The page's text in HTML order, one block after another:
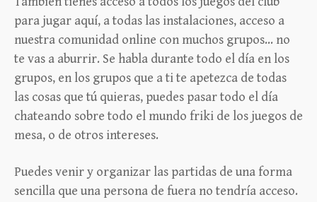
para jugar aquí, a todas las instalaciones, acceso a
nuestra comunidad online con muchos grupos… no
te vas a aburrir. Se habla durante todo el día en los
grupos, en los grupos que a ti te apetezca de todas
las cosas que tú quieras, puedes pasar todo el día
chateando sobre todo el mundo friki de los juegos de
mesa, o de otros intereses.
Puedes venir y organizar las partidas de una forma
sencilla que una persona de fuera no tendría acceso.